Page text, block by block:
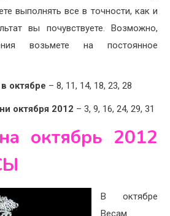
выполнять все в точности, как и
вы почувствуете. Возможно,
возьмете на постоянное
октябре – 8, 11, 14, 18, 23, 28
октября 2012 – 3, 9, 16, 24, 29, 31
октябрь 2012
В октябре
Весам